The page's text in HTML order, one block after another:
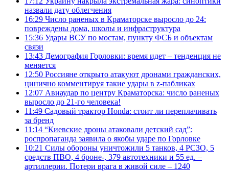
назвали дату облегчения
16:29 Число раненых в Краматорске выросло до 24:
повреждены дома, школы и инфраструктура
15:36 Удары ВСУ по мостам, пункту ФСБ и объектам
связи
13:43 Демография Горловки: время идет – тенденция не
меняется
12:50 Россияне открыто атакуют дронами гражданских,
цинично комментируя такие удары в z-пабликах
12:07 Авиаудар по центру Краматорска: число раненых
выросло до 21-го человека!
11:49 Садовый трактор Honda: стоит ли переплачивать
за бренд
11:14 “Киевские дроны атаковали детский сад”:
роспропаганда заявила о якобы ударе по Горловке
10:21 Силы обороны уничтожили 5 танков, 4 РСЗО, 5
средств ПВО, 4 броне-, 379 автотехники и 55 ед. –
артиллерии. Потери врага в живой силе – 1240